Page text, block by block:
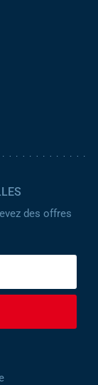
des offres